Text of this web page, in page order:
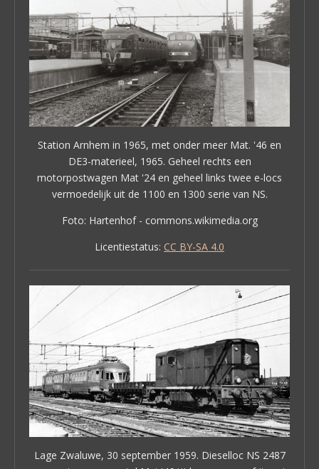
Station Arnhem in 1965, met onder meer Mat. '46 en
DE3-materieel, 1965. Geheel rechts een
motorpostwagen Mat '24 en geheel links twee e-locs
vermoedelijk uit de 1100 en 1300 serie van NS.
Foto: Hartenhof - commons.wikimedia.org
Licentiestatus: CC BY-SA 4.0
Lage Zwaluwe, 30 september 1959. Dieselloc NS 2487